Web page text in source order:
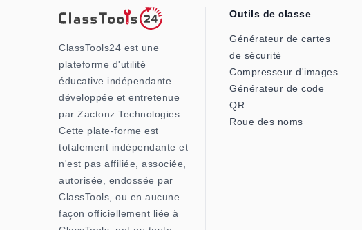
ClassTools24 est une
plateforme d'utilité
éducative indépendante
développée et entretenue
par Zactonz Technologies.
Cette plate-forme est
totalement indépendante et
n'est pas affiliée, associée,
autorisée, endossée par
ClassTools, ou en aucune
façon officiellement liée à
Outils de classe
Générateur de cartes
de sécurité
Compresseur d'images
Générateur de code
QR
Roue des noms